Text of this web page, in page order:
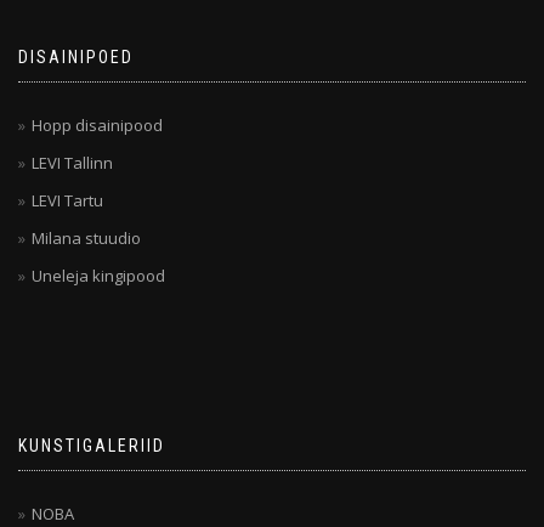
DISAINIPOED
Hopp disainipood
LEVI Tallinn
LEVI Tartu
Milana stuudio
Uneleja kingipood
KUNSTIGALERIID
NOBA